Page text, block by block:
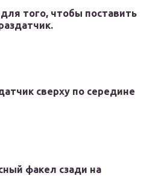
того, чтобы поставить
сверху по середине
факел сзади на